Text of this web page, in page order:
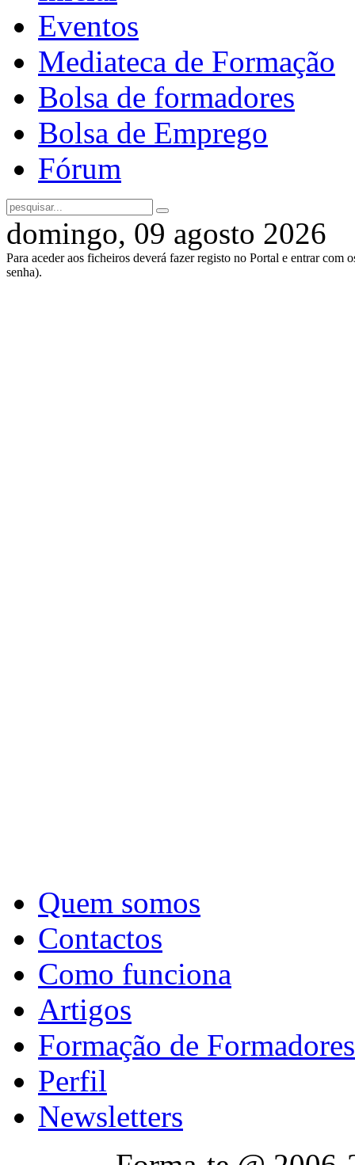
Eventos
Mediateca de Formação
Bolsa de formadores
Bolsa de Emprego
Fórum
domingo, 09 agosto 2026
Para aceder aos ficheiros deverá fazer registo no Portal e entrar com
senha).
Quem somos
Contactos
Como funciona
Artigos
Formação de Formadores
Perfil
Newsletters